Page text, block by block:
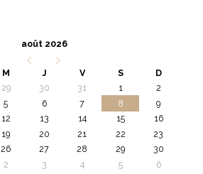
août 2026
M J V S
D
29 30 31 1
2
5 6 7 8
9
12 13 14 15
16
19 20 21 22
23
26 27 28 29
30
2 3 4 5 6